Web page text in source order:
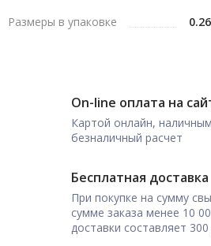
Размеры в упаковке
On-line оплата на
Картой онлайн,
безналичный расчет
Бесплатная доставка
При покупке на сумму
сумме заказа менее 10
доставки составляет 300